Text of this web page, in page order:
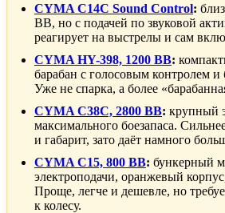
CYMA C14C Sound Control:
BB, но с подачей по звуковой
реагирует на выстрелы и сам
CYMA HY-398, 1200 BB:
барабан с голосовым контролем
Уже не спарка, а более
CYMA C38C, 2800 BB: крупный
максимального боезапаса.
и габарит, зато даёт намного
CYMA C15, 800 BB: бункерный
электроподачи, оранжевый
Проще, легче и дешевле, но
к колесу.